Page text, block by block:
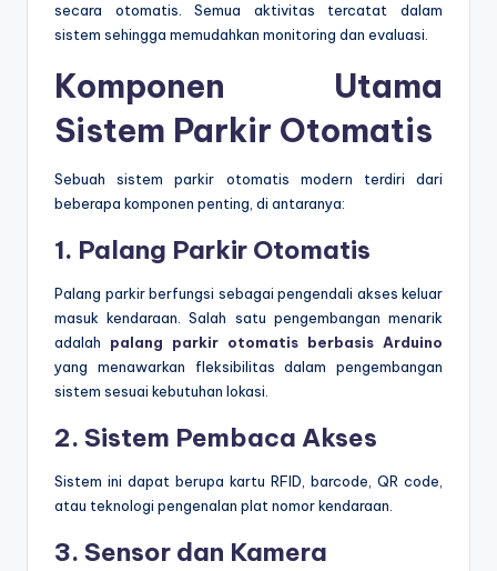
secara otomatis. Semua aktivitas tercatat dalam
sistem sehingga memudahkan monitoring dan evaluasi.
Komponen Utama
Sistem Parkir Otomatis
Sebuah sistem parkir otomatis modern terdiri dari
beberapa komponen penting, di antaranya:
1. Palang Parkir Otomatis
Palang parkir berfungsi sebagai pengendali akses keluar
masuk kendaraan. Salah satu pengembangan menarik
adalah palang parkir otomatis berbasis Arduino
yang menawarkan fleksibilitas dalam pengembangan
sistem sesuai kebutuhan lokasi.
2. Sistem Pembaca Akses
Sistem ini dapat berupa kartu RFID, barcode, QR code,
atau teknologi pengenalan plat nomor kendaraan.
3. Sensor dan Kamera